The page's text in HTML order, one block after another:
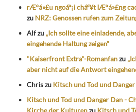
rÆ°á»£u ngoáº¡i cháº¥t lÆ°á»£ng
zu NRZ: Genossen rufen zum
Alfzu „Ich sollte eine einladende,
eingehende Haltung zeigen“
"Kaiserfront Extra"-Romanfanzu
aber nicht auf die Antwort
Chriszu Kitsch und Tod und
Kitsch und Tod und Danger Dan -
Kirche der Kulturenzu Kitsch und